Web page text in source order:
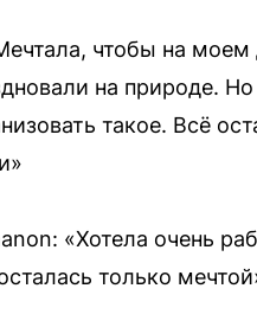
чтобы на
на природе.
такое. Всё
«Хотела очень
только